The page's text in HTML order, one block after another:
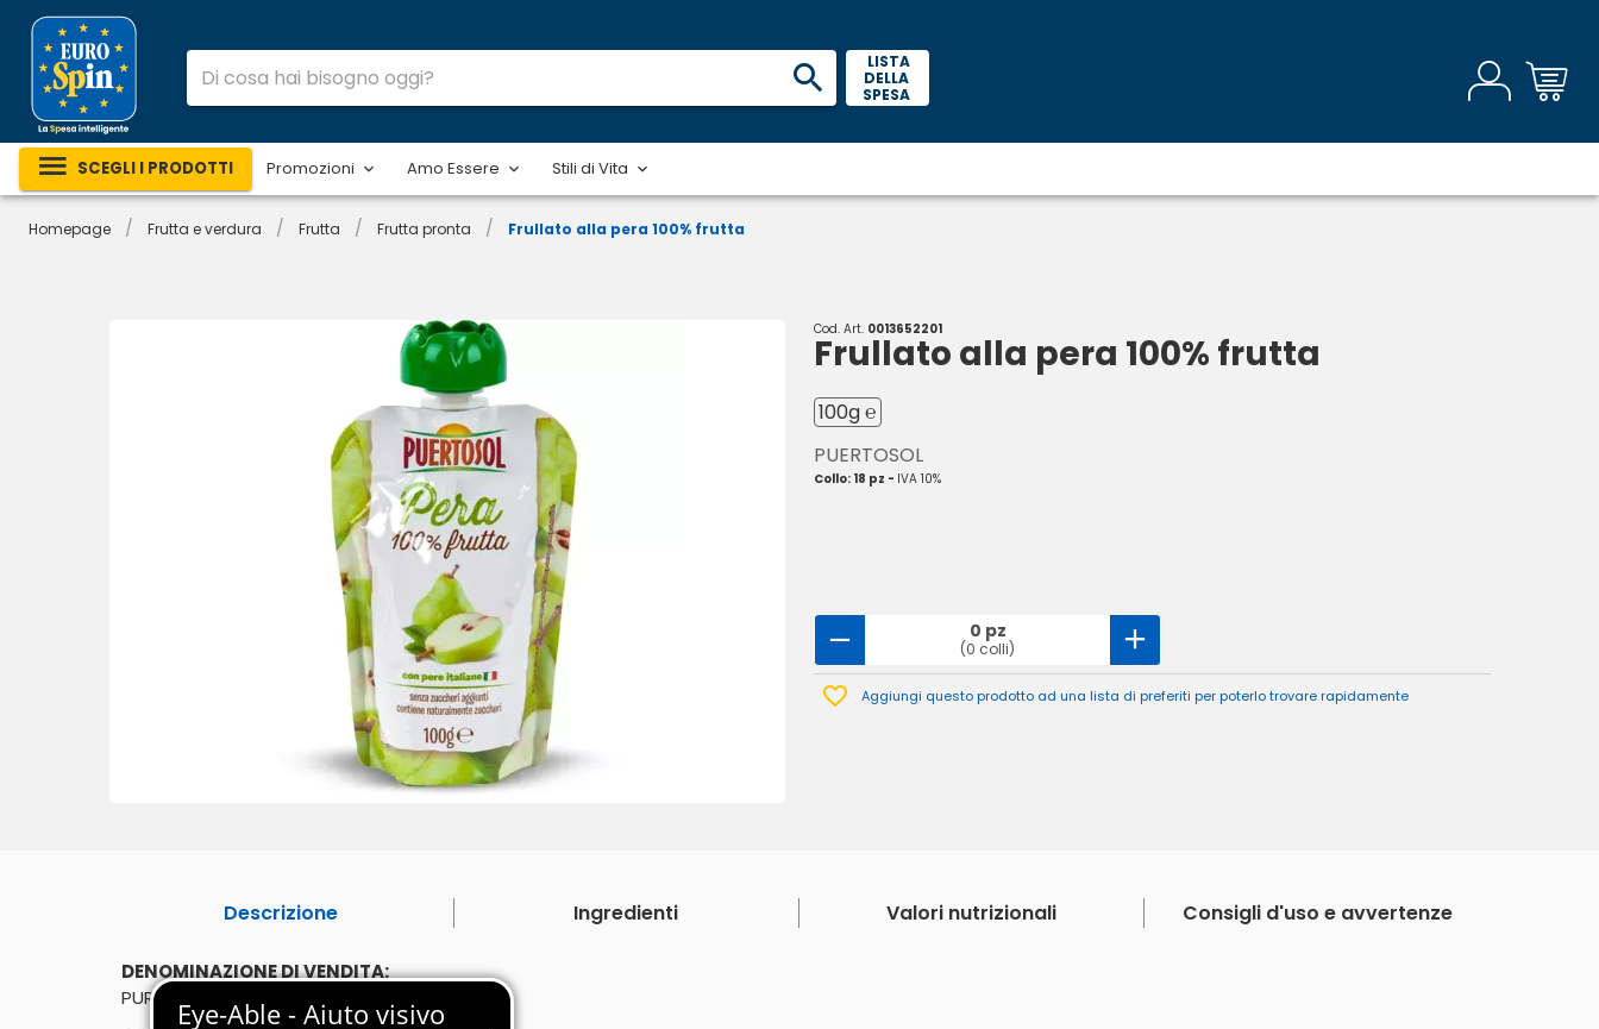
LISTA
DELLA
SPESA
SCEGLI I PRODOTTI Promozioni Amo Essere Stili di Vita
Homepage / Frutta e verdura / Frutta / Frutta pronta / Frullato alla pera 100% frutta
Cod. Art. 0013652201
Frullato alla pera 100% frutta
100g ℮
PUERTOSOL
Collo: 18 pz - IVA 10%
0 pz
(0 colli)
Aggiungi questo prodotto ad una lista di preferiti per poterlo trovare rapidamente
Descrizione Ingredienti Valori nutrizionali Consigli d'uso e avvertenze
DENOMINAZIONE DI VENDITA:
PUREA DI PERE